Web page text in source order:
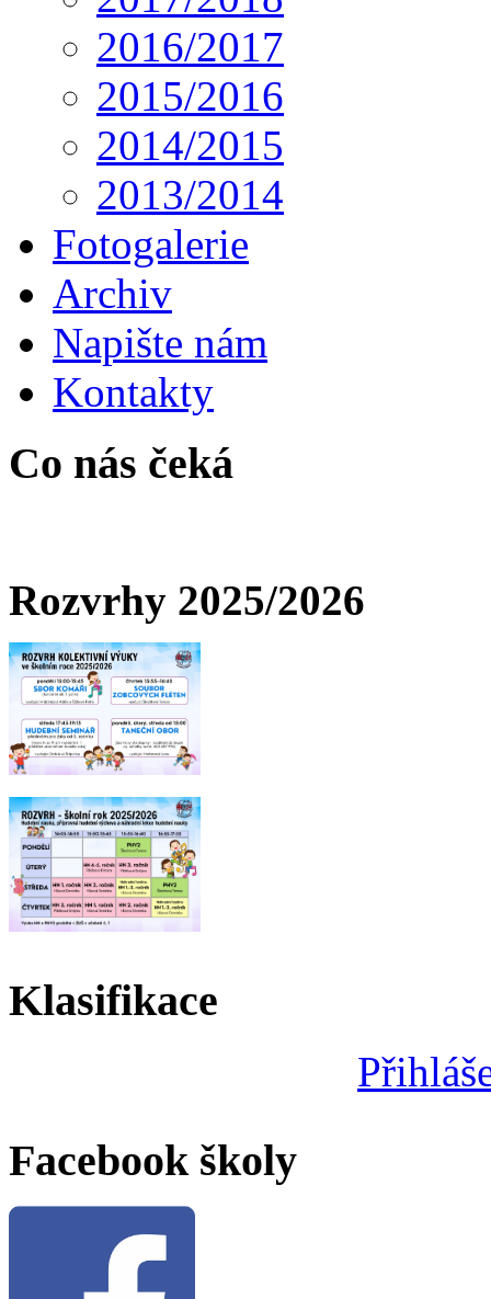
2016/2017
2015/2016
2014/2015
2013/2014
Fotogalerie
Archiv
Napište nám
Kontakty
Co nás čeká
Rozvrhy 2025/2026
Klasifikace
Facebook školy